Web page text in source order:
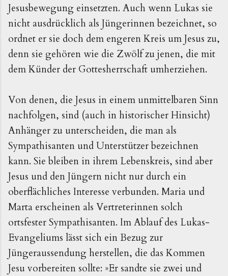
Jesusbewegung einsetzten. Auch wenn Lukas sie
nicht ausdrücklich als Jüngerinnen bezeichnet, so
ordnet er sie doch dem engeren Kreis um Jesus zu,
denn sie gehören wie die Zwölf zu jenen, die mit
dem Künder der Gottesherrschaft umherziehen.
Von denen, die Jesus in einem unmittelbaren Sinn
nachfolgen, sind (auch in historischer Hinsicht)
Anhänger zu unterscheiden, die man als
Sympathisanten und Unterstützer bezeichnen
kann. Sie bleiben in ihrem Lebenskreis, sind aber
Jesus und den Jüngern nicht nur durch ein
oberflächliches Interesse verbunden. Maria und
Marta erscheinen als Vertreterinnen solch
ortsfester Sympathisanten. Im Ablauf des Lukas-
Evangeliums lässt sich ein Bezug zur
Jüngeraussendung herstellen, die das Kommen
Jesu vorbereiten sollte: »Er sandte sie zwei und